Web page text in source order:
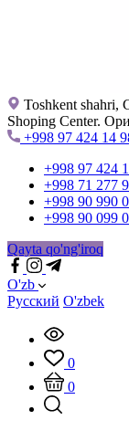
Toshkent shahri,
Shoping Center.
+998 97 424 14
+998 97 424
+998 71 277
+998 90 990
+998 90 099
Qayta qo'ng'iroq
O'zb
Русский O'zbek
0
0